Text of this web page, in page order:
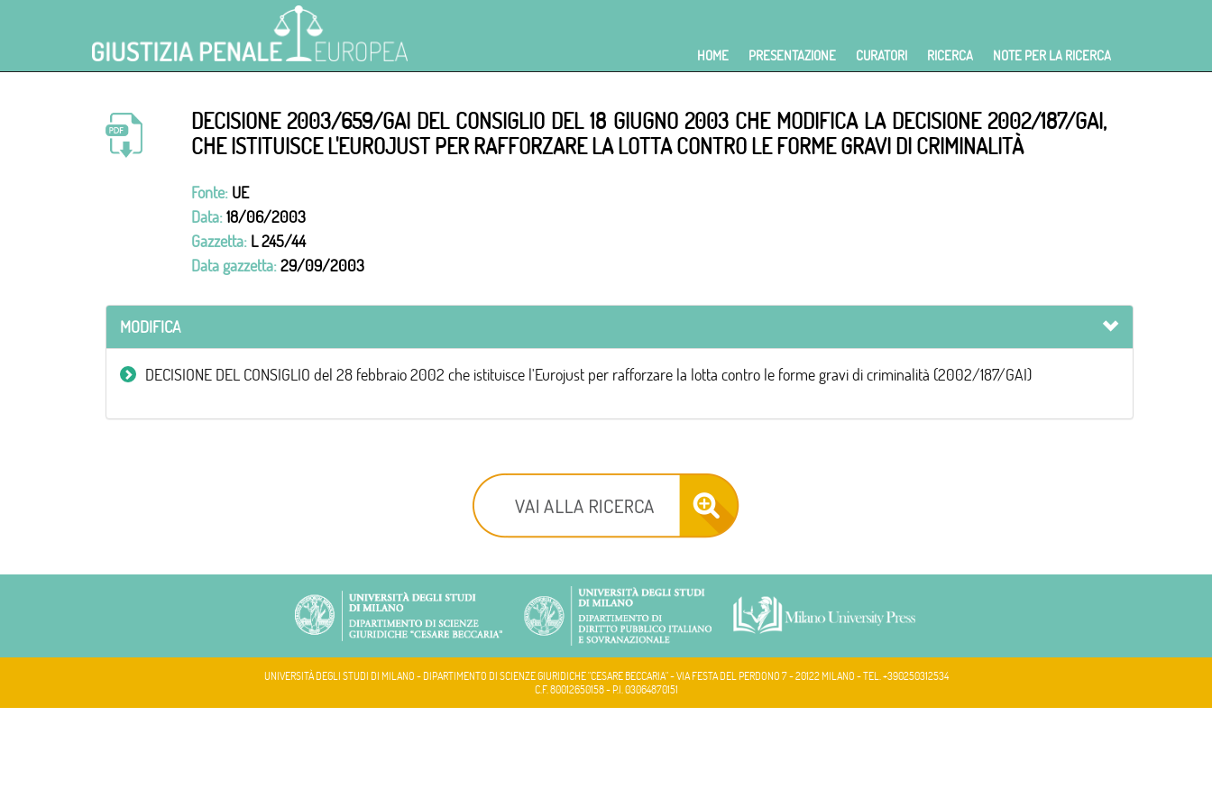
HOME PRESENTAZIONE CURATORI RICERCA NOTE PER LA RICERCA
DECISIONE 2003/659/GAI DEL CONSIGLIO DEL 18 GIUGNO 2003 CHE MODIFICA LA DECISIONE 2002/187/GAI,
CHE ISTITUISCE L'EUROJUST PER RAFFORZARE LA LOTTA CONTRO LE FORME GRAVI DI CRIMINALITÀ
Fonte: UE
Data:18/06/2003
Gazzetta: L 245/44
Data gazzetta:29/09/2003
MODIFICA
DECISIONE DEL CONSIGLIO del 28 febbraio 2002 che istituisce l'Eurojust per rafforzare la lotta contro le forme gravi di criminalità (2002/187/GAI)
UNIVERSITÀ DEGLI STUDI DI MILANO - DIPARTIMENTO DI SCIENZE GIURIDICHE "CESARE BECCARIA" - VIA FESTA DEL PERDONO 7 - 20122 MILANO - TEL. +390250312534
C.F. 80012650158 - P.I. 03064870151